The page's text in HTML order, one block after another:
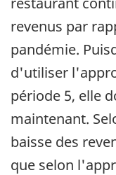
revenus par
pandémie.
d'utiliser
période 5, elle
maintenant.
baisse des
que selon